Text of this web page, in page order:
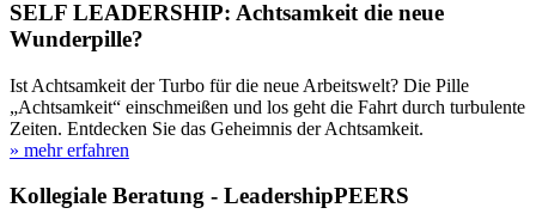
SELF LEADERSHIP: Achtsamkeit die neue
Wunderpille?
Ist Achtsamkeit der Turbo für die neue Arbeitswelt? Die Pille
„Achtsamkeit“ einschmeißen und los geht die Fahrt durch turbulente
Zeiten. Entdecken Sie das Geheimnis der Achtsamkeit.
» mehr erfahren
Kollegiale Beratung - LeadershipPEERS